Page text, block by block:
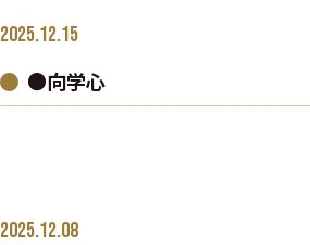
2025.12.15
●向学心
2025.12.08